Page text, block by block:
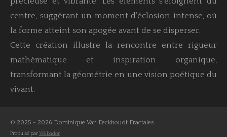
centre, suggérant un moment d’éclosion intense, où
la forme atteint son apogée avant de se disperser.
Cette création illustre la rencontre entre rigueur
mathématique et inspiration organique,
transformant la géométrie en une vision poétique du
vivant.
© 2025 - 2026 Dominique Van Eeckhoudt Fractales
Propulsé par Webador